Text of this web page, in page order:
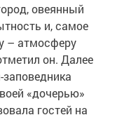
овеянный
и, самое
– атмосферу
он. Далее
«дочерью»
гостей на